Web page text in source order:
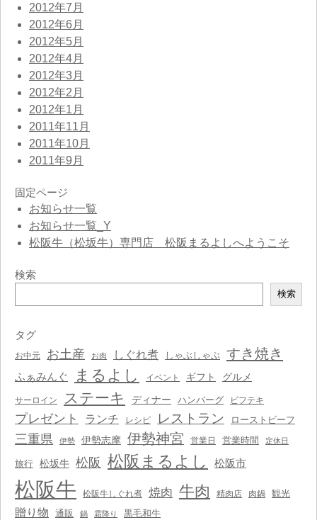
2012年7月
2012年6月
2012年5月
2012年4月
2012年3月
2012年2月
2012年1月
2011年11月
2011年10月
2011年9月
固定ページ
お知らせ一覧
お知らせ一覧_Y
松阪牛（松坂牛）専門店 松阪まるよしへようこそ
検索
索
検索
タグ
お中元 お土産 お肉 しぐれ煮 しゃぶしゃぶ すき焼き
ふぁみんぐ まるよし イベント ギフト グルメ
サーロイン ステーキ ディナー ハンバーグ ビフテキ
プレゼント ランチ レシピ レストラン ローストビーフ
三重県 伊勢 伊勢志摩 伊勢神宮 営業日 営業時間 定休日
旅行 松坂牛 松阪 松阪まるよし 松阪市
松阪牛 松阪牛しぐれ煮 焼肉 牛肉 精肉店 肉鍋 観光
贈り物 通販 鍋 霜降り 黒毛和牛